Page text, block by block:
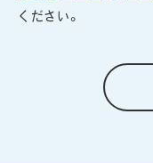
ください。